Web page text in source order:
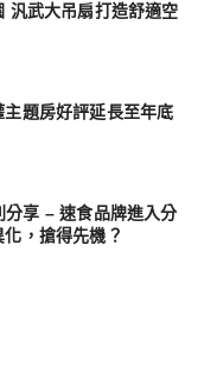
汎武大吊扇打造舒適空
題房好評延長至年底
享 – 速食品牌進入分
，搶得先機？